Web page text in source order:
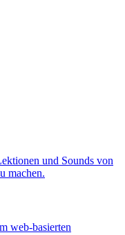
und Sounds von
machen.
web-basierten